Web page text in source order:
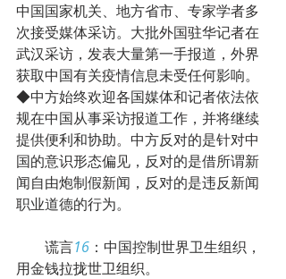
中国国家机关、地方省市、专家学者多
次接受媒体采访。大批外国驻华记者在
武汉采访，发表大量第一手报道，外界
获取中国有关疫情信息未受任何影响。
◆中方始终欢迎各国媒体和记者依法依
规在中国从事采访报道工作，并将继续
提供便利和协助。中方反对的是针对中
国的意识形态偏见，反对的是借所谓新
闻自由炮制假新闻，反对的是违反新闻
职业道德的行为。
        谎言
16 ：中国控制世界卫生组织，
用金钱拉拢世卫组织。